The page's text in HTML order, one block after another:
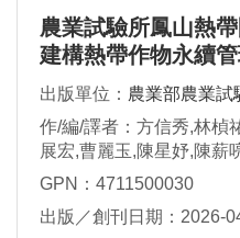
農業試驗所鳳山熱
建構熱帶作物永續
刊
出版單位： 農業部農業試
作/編/譯者：方信秀,林楨
展宏,曹麗玉,陳星妤,陳薪
GPN：4711500030
出版／創刊日期：2026-